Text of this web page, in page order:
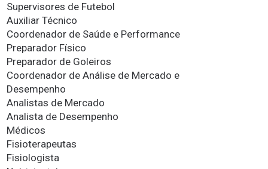
Supervisores de Futebol
Auxiliar Técnico
Coordenador de Saúde e Performance
Preparador Físico
Preparador de Goleiros
Coordenador de Análise de Mercado e
Desempenho
Analistas de Mercado
Analista de Desempenho
Médicos
Fisioterapeutas
Fisiologista